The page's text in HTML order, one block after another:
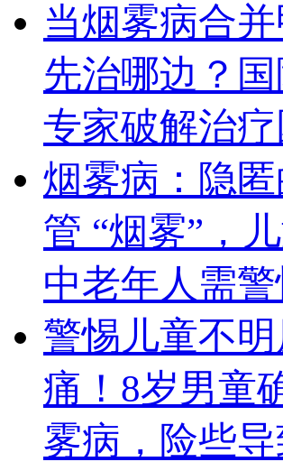
当烟雾病合并
先治哪边？
专家破解治
烟雾病：隐匿
管 “烟雾”，
中老年人需
警惕儿童不
痛！8岁男童
雾病，险些